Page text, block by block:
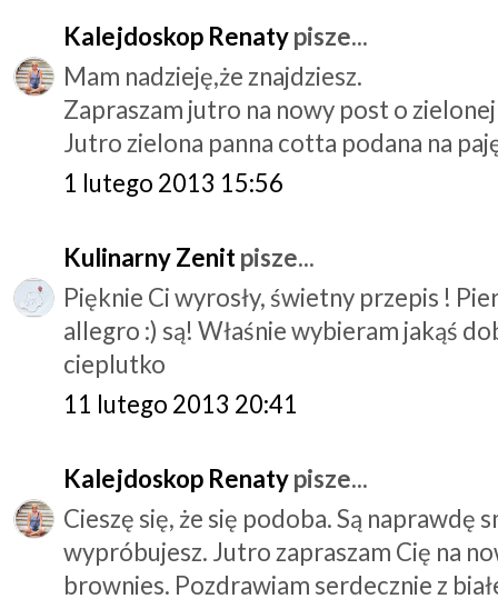
Kalejdoskop Renatypisze...
Mam nadzieję,że znajdziesz.
Zapraszam jutro na nowy post o
Jutro zielona panna cotta podana na
1 lutego 2013 15:56
Kulinarny Zenitpisze...
Pięknie Ci wyrosły, świetny przepis !
allegro :) są! Właśnie wybieram jakąś
cieplutko
11 lutego 2013 20:41
Kalejdoskop Renatypisze...
Cieszę się, że się podoba. Są naprawdę
wypróbujesz. Jutro zapraszam Cię na
brownies. Pozdrawiam serdecznie z